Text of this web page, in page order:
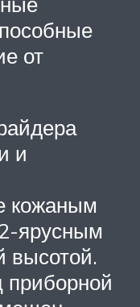
от
и
кожаным
ярусным
высотой.
приборной